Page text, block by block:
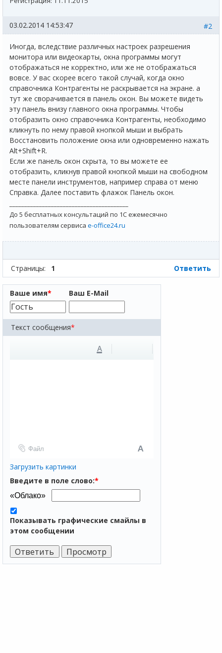
#2
03.02.2014 14:53:47
Иногда, вследствие различных настроек разрешения
монитора или видеокарты, окна программы могут
отображаться не корректно, или же не отображаться
вовсе. У вас скорее всего такой случай, когда окно
справочника Контрагенты не раскрывается на экране. а
тут же сворачивается в панель окон. Вы можете видеть
эту панель внизу главного окна программы. Чтобы
отобразить окно справочника Контрагенты, необходимо
кликнуть по нему правой кнопкой мыши и выбрать
Восстановить положение окна или одновременно нажать
Alt+Shift+R.
Если же панель окон скрыта, то вы можете ее
отобразить, кликнув правой кнопкой мыши на свободном
месте панели инструментов, например справа от меню
Справка. Далее поставить флажок Панель окон.
До 5 бесплатных консультаций по 1С ежемесячно
пользователям сервиса e-office24.ru
Страницы: 1 Ответить
Ваше имя* Ваш E-Mail
Текст сообщения*
A
Файл
Загрузить картинки
Введите в поле слово:*
Показывать графические смайлы в
этом сообщении